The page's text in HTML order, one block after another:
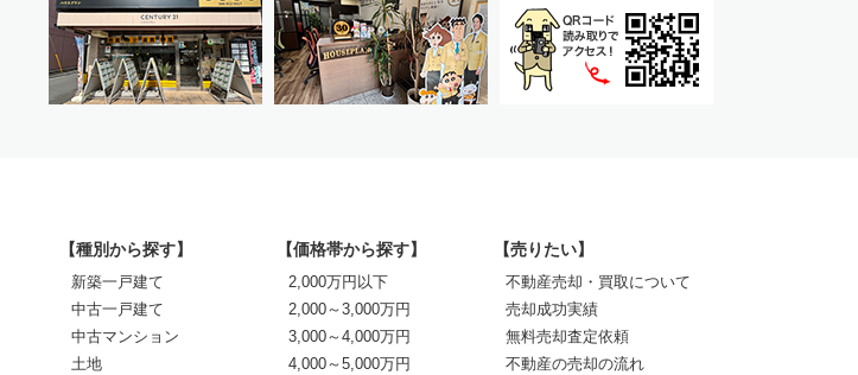
【種別から探す】
新築一戸建て
中古一戸建て
中古マンション
土地
【価格帯から探す】
2,000万円以下
2,000～3,000万円
3,000～4,000万円
4,000～5,000万円
【売りたい】
不動産売却・買取について
売却成功実績
無料売却査定依頼
不動産の売却の流れ